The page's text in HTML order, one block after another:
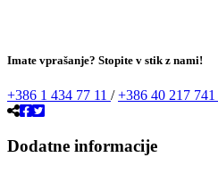
Imate vprašanje? Stopite v stik z nami!
+386 1 434 77 11 /+386 40 217 741
Dodatne informacije